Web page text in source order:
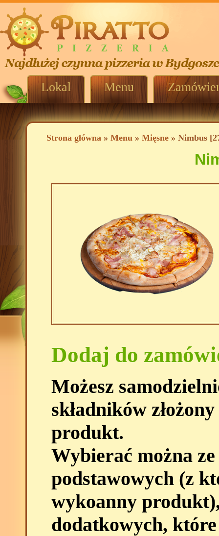
Lokal Menu
Strona główna » Menu » Mięsne » Nimbus
Dodaj do
Możesz
składników
produkt.
Wybierać można
podstawowych (z
wykoanny
dodatkowych,